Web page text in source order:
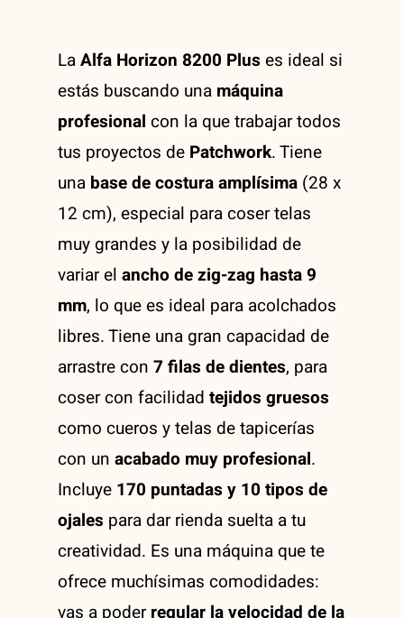
La academia
LaAlfa Horizon 8200 Plus es ideal si
estás buscando una máquina
profesional con la que trabajar todos
tus proyectos de Patchwork. Tiene
una base de costura amplísima(28 x
12 cm), especial para coser telas
muy grandes y la posibilidad de
variar el ancho de zig-zag hasta 9
mm, lo que es ideal para acolchados
libres. Tiene una gran capacidad de
arrastre con 7 filas de dientes, para
coser con facilidad tejidos gruesos
como cueros y telas de tapicerías
con un acabado muy profesional.
Incluye 170 puntadas y 10 tipos de
ojales para dar rienda suelta a tu
creatividad. Es una máquina que te
ofrece muchísimas comodidades:
vas a poderregular la velocidad de la